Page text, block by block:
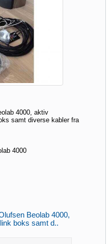
4000, aktiv
samt diverse kabler fra
4000
Beolab 4000,
boks samt d..